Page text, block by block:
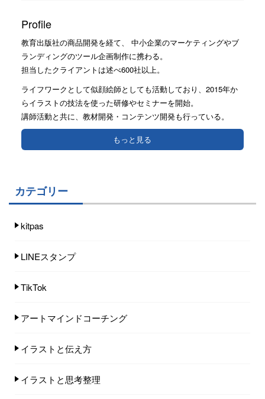
Profile
教育出版社の商品開発を経て、 中小企業のマーケティングやブ
ランディングのツール企画制作に携わる。
担当したクライアントは述べ600社以上。
ライフワークとして似顔絵師としても活動しており、2015年か
らイラストの技法を使った研修やセミナーを開始。
講師活動と共に、教材開発・コンテンツ開発も行っている。
もっと見る
カテゴリー
kitpas
LINEスタンプ
TikTok
アートマインドコーチング
イラストと伝え方
イラストと思考整理